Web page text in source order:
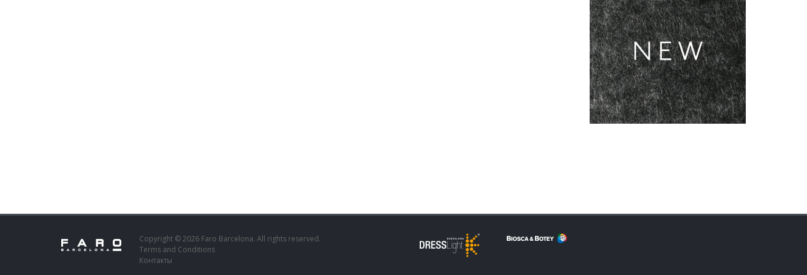
Copyright © 2026 Faro Barcelona. All rights reserved.
Terms and Conditions
Контакты